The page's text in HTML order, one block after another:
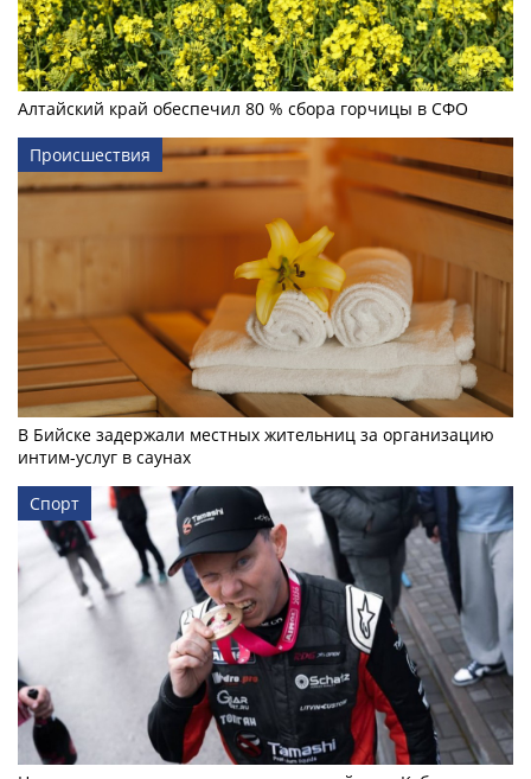
Алтайский край обеспечил 80 % сбора горчицы в СФО
Происшествия
В Бийске задержали местных жительниц за организацию
интим-услуг в саунах
Спорт